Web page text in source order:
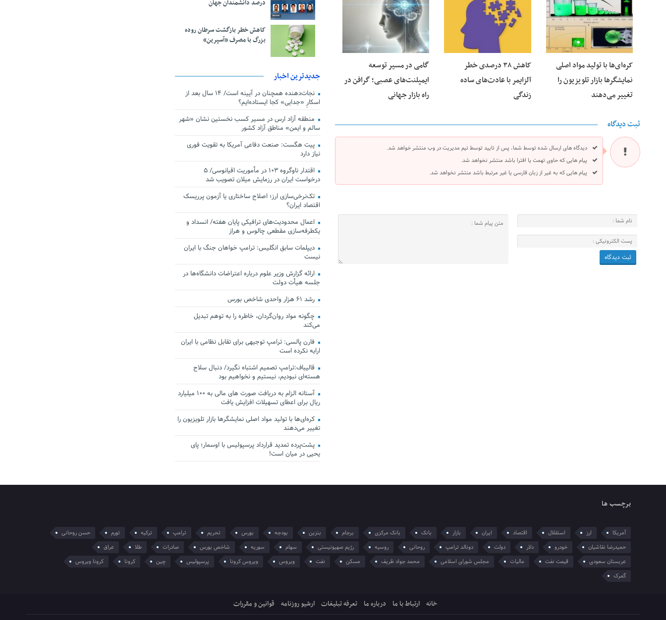
25 فوریه 2026
کره‌ای‌ها با تولید مواد اصلی
نمایشگرها بازار تلویزیون را
تغییر می‌دهند
24 فوریه 2026
کاهش ۳۸ درصدی خطر
آلزایمر با عادت‌های ساده
زندگی
23 فوریه 2026
گامی در مسیر توسعه
ایمپلنت‌های عصبی؛ گرافن در
راه بازار جهانی
ثبت دیدگاه
دیدگاه های ارسال شده توسط شما، پس از تایید توسط تیم مدیریت در وب منتشر خواهد شد.
پیام هایی که حاوی تهمت یا افترا باشد منتشر نخواهد شد.
پیام هایی که به غیر از زبان فارسی یا غیر مرتبط باشد منتشر نخواهد شد.
درصد دانشمندان جهان
کاهش خطر بازگشت سرطان روده
بزرگ با مصرف «آسپرین»
جدیدترین اخبار
نجات‌دهنده‌ همچنان در آیینه است/ ۱۴ سال بعد از
اسکارِ «جدایی» کجا ایستاده‌ایم؟
منطقه آزاد ارس در مسیر کسب نخستین نشان «شهر
سالم و ایمن» مناطق آزاد کشور
پیت هگست: صنعت دفاعی آمریکا به تقویت فوری
نیاز دارد
اقتدار ناوگروه ۱۰۳ در مأموریت‌ اقیانوسی/ ۵
درخواست ایران در رزمایش میلان تصویب شد
تک‌نرخی‌سازی ارز؛ اصلاح ساختاری یا آزمون پرریسک
اقتصاد ایران؟
اعمال محدودیت‌های ترافیکی پایان هفته/ انسداد و
یکطرفه‌سازی مقطعی چالوس و هراز
دیپلمات سابق انگلیس:‌ ترامپ خواهان جنگ با ایران
نیست
ارائه گزارش وزیر علوم درباره اعتراضات دانشگاه‌ها در
جلسه هیأت دولت
رشد ۶۱ هزار واحدی شاخص بورس
چگونه مواد روان‌گردان، خاطره را به توهم تبدیل
می‌کند
فارن پالسی: ترامپ توجیهی برای تقابل نظامی با ایران
ارایه نکرده است
قالیباف:ترامپ تصمیم اشتباه نگیرد/ دنبال سلاح
هسته‌ای نبودیم، نیستیم و نخواهیم بود
آستانه الزام به دریافت صورت های مالی به ۱۰۰ میلیارد
ریال برای اعطای تسهیلات افزایش یافت
کره‌ای‌ها با تولید مواد اصلی نمایشگرها بازار تلویزیون را
تغییر می‌دهند
پشت‌پرده تمدید قرارداد پرسپولیس با اوسمار؛ پای
یحیی در میان است!
برچسب ها
آمریکا ارز استقلال اقتصاد ایران بازار بانک بانک مرکزی برجام بنزین بودجه بورس تحریم ترامپ ترکیه تورم
حسن روحانی
حمیدرضا نقاشیان
خودرو دلار دولت دونالد ترامپ روحانی روسیه رژیم صهیونیستی سهام سوریه شاخص بورس صادرات طلا
عراق
عربستان سعودی
قیمت نفت مالیات مجلس شورای اسلامی محمد جواد ظریف مسکن نفت ویروس ویروس کرونا پرسپولیس چین کرونا
کرونا ویروس
گمرک
خانه ارتباط با ما درباره ما تعرفه تبلیغات ارشیو روزنامه قوانین و مقررات